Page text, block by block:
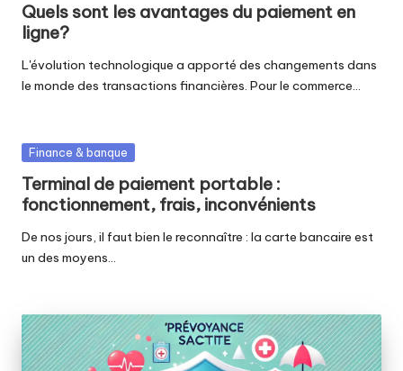
Quels sont les avantages du paiement en
ligne?
L'évolution technologique a apporté des changements dans
le monde des transactions financières. Pour le commerce…
Posted
Finance & banque
Terminal de paiement portable :
fonctionnement, frais, inconvénients
De nos jours, il faut bien le reconnaître : la carte bancaire est
un des moyens…